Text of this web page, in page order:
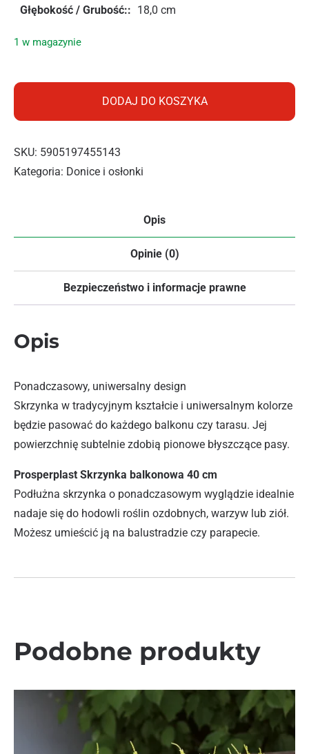
Głębokość / Grubość:: 18,0 cm
1 w magazynie
DODAJ DO KOSZYKA
SKU: 5905197455143
Kategoria: Donice i osłonki
Opis
Opinie (0)
Bezpieczeństwo i informacje prawne
Opis
Ponadczasowy, uniwersalny design
Skrzynka w tradycyjnym kształcie i uniwersalnym kolorze
będzie pasować do każdego balkonu czy tarasu. Jej
powierzchnię subtelnie zdobią pionowe błyszczące pasy.
Prosperplast Skrzynka balkonowa 40 cm
Podłużna skrzynka o ponadczasowym wyglądzie idealnie
nadaje się do hodowli roślin ozdobnych, warzyw lub ziół.
Możesz umieścić ją na balustradzie czy parapecie.
Podobne produkty